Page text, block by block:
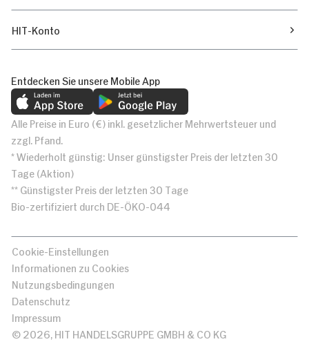
HIT-Konto
Entdecken Sie unsere Mobile App
Alle Preise in Euro (€) inkl. gesetzlicher Mehrwertsteuer und
zzgl. Pfand.
* Wiederholt günstig: Unser günstigster Preis der letzten 30
Tage (Aktion)
** Günstigster Preis der letzten 30 Tage
Bio-zertifiziert durch DE-ÖKO-044
Cookie-Einstellungen
Informationen zu Cookies
Nutzungsbedingungen
Datenschutz
Impressum
© 2026, HIT HANDELSGRUPPE GMBH & CO KG